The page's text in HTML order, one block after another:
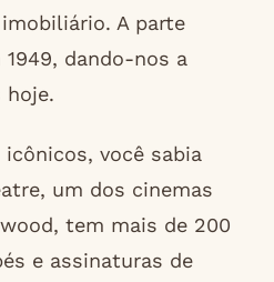
A parte
dando-nos a
hoje.
você sabia
um dos cinemas
tem mais de 200
e assinaturas de